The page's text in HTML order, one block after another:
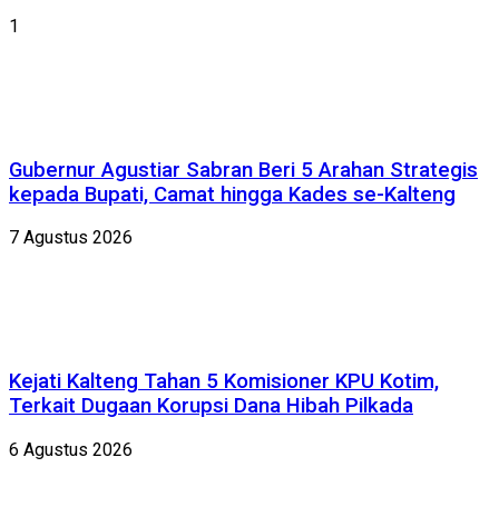
1
Gubernur Agustiar Sabran Beri 5 Arahan Strategis
kepada Bupati, Camat hingga Kades se-Kalteng
7 Agustus 2026
Kejati Kalteng Tahan 5 Komisioner KPU Kotim,
Terkait Dugaan Korupsi Dana Hibah Pilkada
6 Agustus 2026